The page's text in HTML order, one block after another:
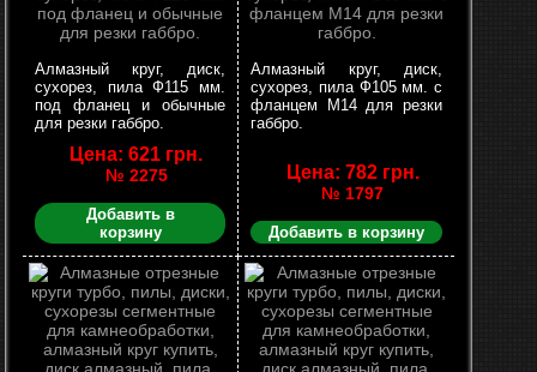
Алмазный круг, диск,
сухорез, пила Ф115 мм.
под фланец и обычные
для резки габбро.
Цена: 621 грн.
№ 2275
Добавить в
корзину
Алмазный круг, диск,
сухорез, пила Ф105 мм. с
фланцем М14 для резки
габбро.
Цена: 782 грн.
№ 1797
Добавить в корзину